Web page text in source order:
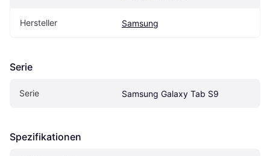
Hersteller Samsung
Serie
Serie Samsung Galaxy Tab S9
Spezifikationen